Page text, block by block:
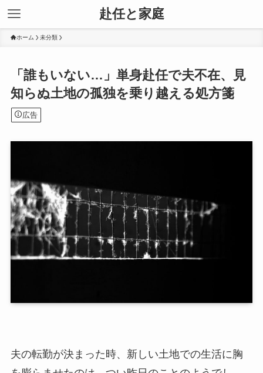
赴任と家庭
ホーム 未分類
「誰もいない…」単身赴任で夫不在、見
知らぬ土地の孤独を乗り越える処方箋
広告
夫の転勤が決まった時、新しい土地での生活に胸